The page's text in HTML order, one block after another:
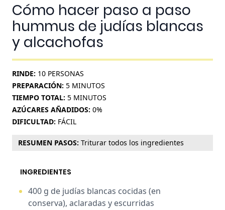
Cómo hacer paso a paso
hummus de judías blancas
y alcachofas
RINDE: 10 PERSONAS
PREPARACIÓN: 5 MINUTOS
TIEMPO TOTAL: 5 MINUTOS
AZÚCARES AÑADIDOS: 0%
DIFICULTAD: FÁCIL
RESUMEN PASOS: Triturar todos los ingredientes
INGREDIENTES
400 g de judías blancas cocidas (en
conserva), aclaradas y escurridas